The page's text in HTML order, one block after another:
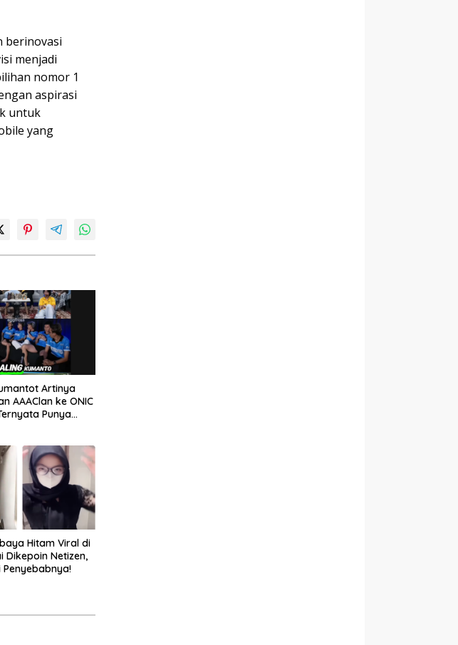
berinovasi
menjadi
nomor 1
aspirasi
untuk
yang
Artinya
AAAClan ke ONIC
Punya
Hitam Viral di
Dikepoin Netizen,
Penyebabnya!